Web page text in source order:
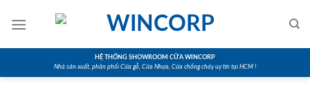
HỆ THỐNG SHOWROOM CỬA WINCORP
Nhà sản xuất, phân phối Cửa gỗ, Cửa Nhựa, Cửa chống cháy uy tín tại HCM !